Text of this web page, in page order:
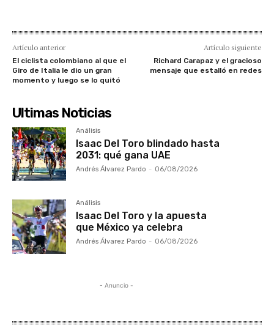
Artículo anterior
El ciclista colombiano al que el
Giro de Italia le dio un gran
momento y luego se lo quitó
Artículo siguiente
Richard Carapaz y el gracioso
mensaje que estalló en redes
Ultimas Noticias
Análisis
Isaac Del Toro blindado hasta
2031: qué gana UAE
Andrés Álvarez Pardo - 06/08/2026
Análisis
Isaac Del Toro y la apuesta
que México ya celebra
Andrés Álvarez Pardo - 06/08/2026
- Anuncio -